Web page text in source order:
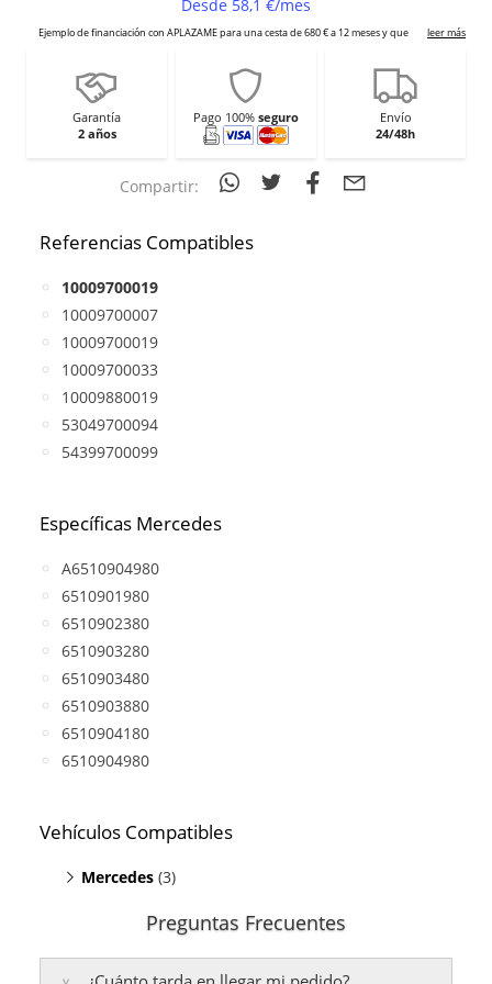
Garantía
2 años
Pago 100% seguro
Envío
24/48h
Compartir:
Referencias Compatibles
10009700019
10009700007
10009700019
10009700033
10009880019
53049700094
54399700099
Específicas Mercedes
A6510904980
6510901980
6510902380
6510903280
6510903480
6510903880
6510904180
6510904980
Vehículos Compatibles
Mercedes (3)
E220 W212(motor OM 651 DE 22 LA)
GLK 220 CDI X204(motor OM 651 DE 22 LA)
Preguntas Frecuentes